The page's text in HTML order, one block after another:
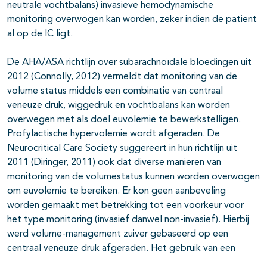
neutrale vochtbalans) invasieve hemodynamische
monitoring overwogen kan worden, zeker indien de patiënt
al op de IC ligt.
De AHA/ASA richtlijn over subarachnoïdale bloedingen uit
2012 (Connolly, 2012) vermeldt dat monitoring van de
volume status middels een combinatie van centraal
veneuze druk, wiggedruk en vochtbalans kan worden
overwegen met als doel euvolemie te bewerkstelligen.
Profylactische hypervolemie wordt afgeraden. De
Neurocritical Care Society suggereert in hun richtlijn uit
2011 (Diringer, 2011) ook dat diverse manieren van
monitoring van de volumestatus kunnen worden overwogen
om euvolemie te bereiken. Er kon geen aanbeveling
worden gemaakt met betrekking tot een voorkeur voor
het type monitoring (invasief danwel non-invasief). Hierbij
werd volume-management zuiver gebaseerd op een
centraal veneuze druk afgeraden. Het gebruik van een